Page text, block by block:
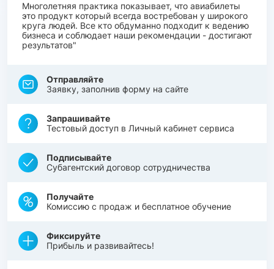
Многолетняя практика показывает, что авиабилеты
это продукт который всегда востребован у широкого
круга людей. Все кто обдуманно подходит к ведению
бизнеса и соблюдает наши рекомендации - достигают
результатов"
Отправляйте
Заявку, заполнив форму на сайте
Запрашивайте
Тестовый доступ в Личный кабинет сервиса
Подписывайте
Субагентский договор сотрудничества
Получайте
Комиссию с продаж и бесплатное обучение
Фиксируйте
Прибыль и развивайтесь!